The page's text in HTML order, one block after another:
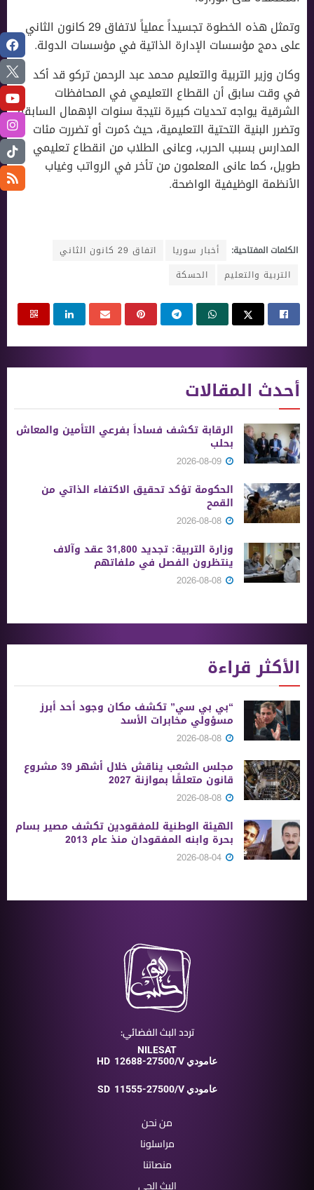
وتمثل هذه الخطوة تجسيداً عملياً لاتفاق 29 كانون الثاني
على دمج مؤسسات الإدارة الذاتية في مؤسسات الدولة.
وكان وزير التربية والتعليم محمد عبد الرحمن تركو قد أكد
في وقت سابق أن القطاع التعليمي في المحافظات
الشرقية يواجه تحديات كبيرة نتيجة سنوات الإهمال السابقة
وتضرر البنية التحتية التعليمية، حيث دُمرت أو تضررت مئات
المدارس بسبب الحرب، وعانى الطلاب من انقطاع تعليمي
طويل، كما عانى المعلمون من تأخر في الرواتب وغياب
الأنظمة الوظيفية الواضحة.
الكلمات المفتاحية: أخبار سوريا
اتفاق 29 كانون الثاني
التربية والتعليم
الحسكة
أحدث المقالات
الرقابة تكشف فساداً بفرعي التأمين والمعاش
بحلب
الحكومة تؤكد تحقيق الاكتفاء الذاتي من
القمح
وزارة التربية: تجديد 31,800 عقد وآلاف
ينتظرون الفصل في ملفاتهم
الأكثر قراءة
“بي بي سي” تكشف مكان وجود أحد أبرز
مسؤولي مخابرات الأسد
مجلس الشعب يناقش خلال أشهر 39 مشروع
قانون متعلقًا بموازنة 2027
الهيئة الوطنية للمفقودين تكشف مصير بسام
بحرة وابنه المفقودان منذ عام 2013
تردد البث الفضائي:
NILESAT
HD
12688-27500/V عامودي
SD 11555-27500/V عامودي
من نحن
مراسلونا
منصاتنا
البث الحي